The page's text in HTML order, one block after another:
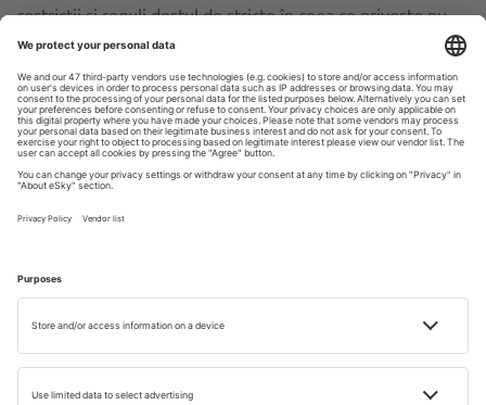
restricții și reguli destul de stricte în ceea ce privește nu
doar îmbrăcămintea, dar și conduita în spații publice.
De exemplu, consumul de alcool este permis doar în
hoteluri, baruri și restaurante licențiate din Dubai. În ceea
ce privește consumul de porc în afara locațiilor specifice, el
este interzis. Asigură-te că te bucuri de aceste produse
doar în spațiile permise și nu le aduci în locuri publice.
strict interzise. Orice implicare ilegală poate duce la
consecințe grave.
De asemenea, relațiile intime în spațiile publice sunt
interzise și pot duce la amenzi sau chiar la arestare. Este